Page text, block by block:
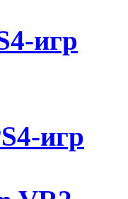
игр
игр